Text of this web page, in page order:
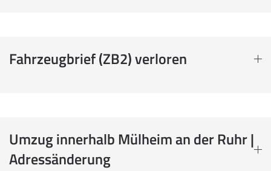
Fahrzeugbrief (ZB2) verloren
Umzug innerhalb Mülheim an der Ruhr |
Adressänderung